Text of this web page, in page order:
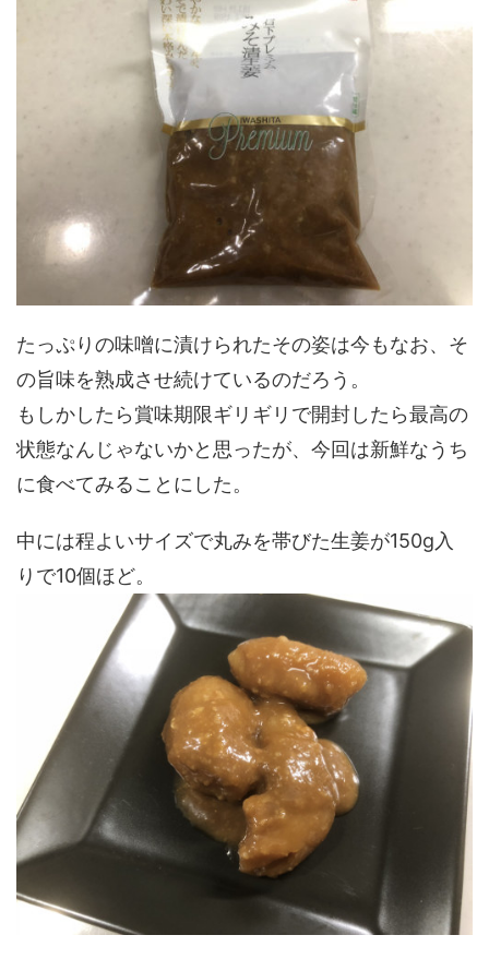
たっぷりの味噌に漬けられたその姿は今もなお、そ
の旨味を熟成させ続けているのだろう。
もしかしたら賞味期限ギリギリで開封したら最高の
状態なんじゃないかと思ったが、今回は新鮮なうち
に食べてみることにした。
中には程よいサイズで丸みを帯びた生姜が150g入
りで10個ほど。